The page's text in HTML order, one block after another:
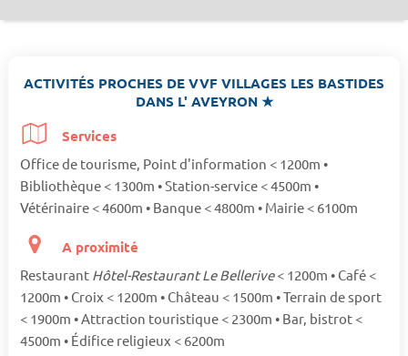
ACTIVITÉS PROCHES DE VVF VILLAGES LES BASTIDES
DANS L' AVEYRON ★
Services
Office de tourisme, Point d'information < 1200m •
Bibliothèque < 1300m • Station-service < 4500m •
Vétérinaire < 4600m • Banque < 4800m • Mairie < 6100m
A proximité
Restaurant Hôtel-Restaurant Le Bellerive< 1200m • Café <
1200m • Croix < 1200m • Château < 1500m • Terrain de sport
< 1900m • Attraction touristique < 2300m • Bar, bistrot <
4500m • Édifice religieux < 6200m